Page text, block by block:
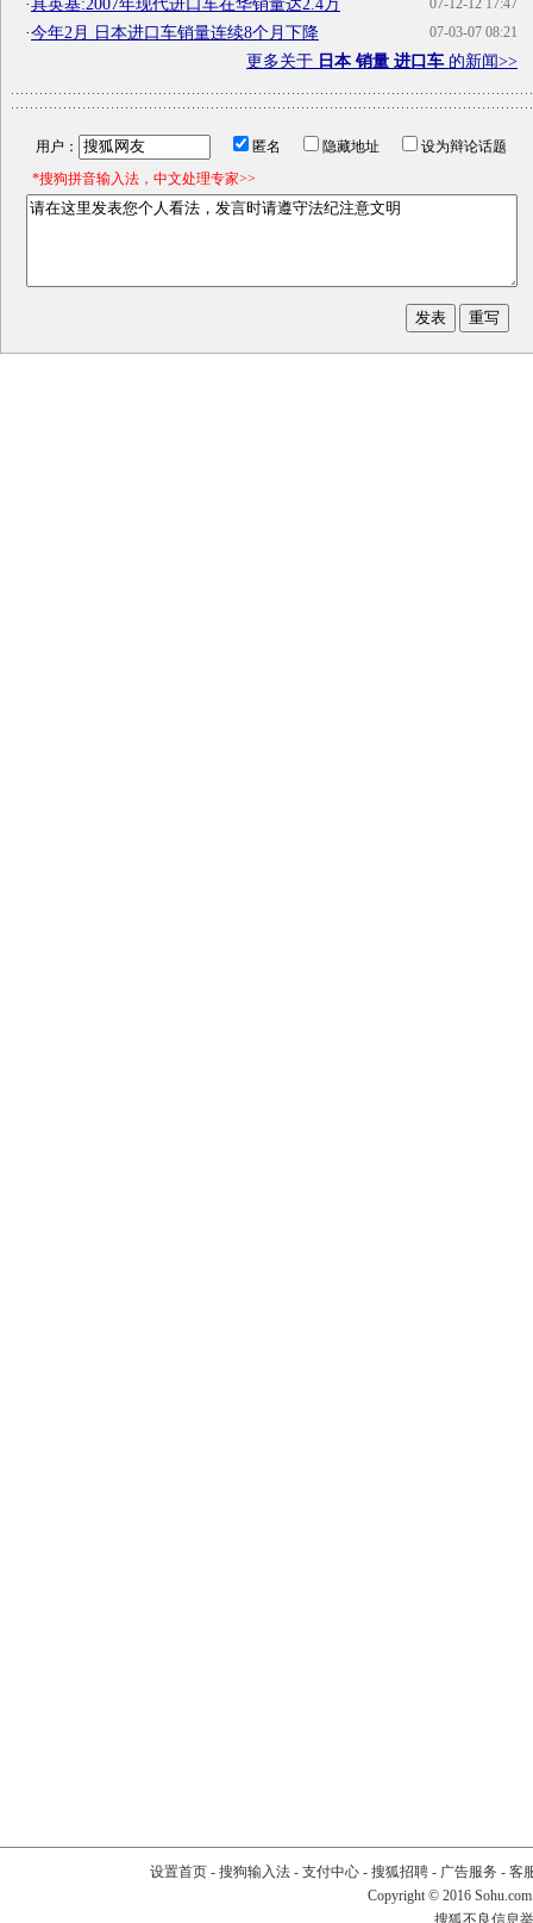
07-12-12 17:47
07-03-07 08:21
·今年2月 日本进口车销量连续8个月下降
更多关于 日本 销量 进口车 的新闻>>
用户： 匿名 隐藏地址
设为辩论话题
*搜狗拼音输入法，中文处理专家>>
设置首页- 搜狗输入法- 支付中心- 搜狐招聘- 广告服务 - 客
Copyright © 2016
搜狐不良信息